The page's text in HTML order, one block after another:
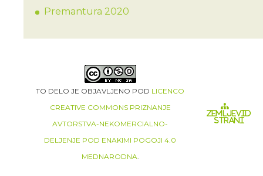
Premantura 2020
TO DELO JE OBJAVLJENO POD LICENCO
CREATIVE COMMONS PRIZNANJE
AVTORSTVA-NEKOMERCIALNO-
DELJENJE POD ENAKIMI POGOJI 4.0
MEDNARODNA.
ZEMLJEVID
STRANI